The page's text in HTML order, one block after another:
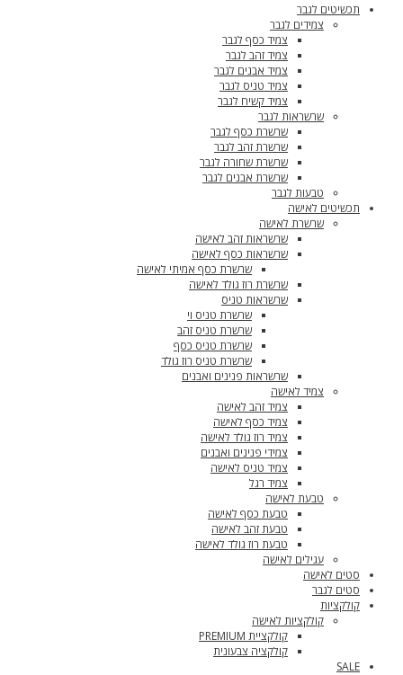
תכשיטים לגבר
צמידים לגבר
צמיד כסף לגבר
צמיד זהב לגבר
צמיד אבנים לגבר
צמיד טניס לגבר
צמיד קשיח לגבר
שרשראות לגבר
שרשרת כסף לגבר
שרשרת זהב לגבר
שרשרת שחורה לגבר
שרשרת אבנים לגבר
טבעות לגבר
תכשיטים לאישה
שרשרת לאישה
שרשראות זהב לאישה
שרשראות כסף לאישה
שרשרת כסף אמיתי לאישה
שרשרת רוז גולד לאישה
שרשראות טניס
שרשרת טניס וי
שרשרת טניס זהב
שרשרת טניס כסף
שרשרת טניס רוז גולד
שרשראות פנינים ואבנים
צמיד לאישה
צמיד זהב לאישה
צמיד כסף לאישה
צמיד רוז גולד לאישה
צמידי פנינים ואבנים
צמיד טניס לאישה
צמיד רגל
טבעת לאישה
טבעת כסף לאישה
טבעת זהב לאישה
טבעת רוז גולד לאישה
עגילים לאישה
סטים לאישה
סטים לגבר
קולקציות
קולקציות לאישה
קולקציית PREMIUM
קולקציה צבעונית
SALE